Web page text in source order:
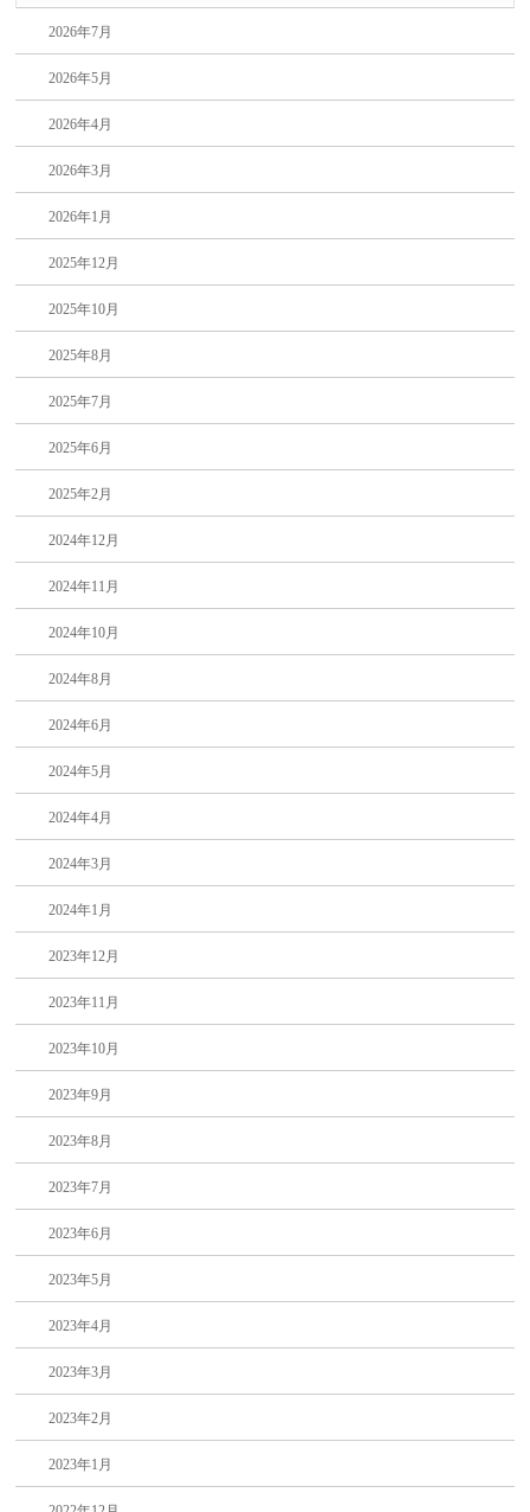
2026年7月
2026年5月
2026年4月
2026年3月
2026年1月
2025年12月
2025年10月
2025年8月
2025年7月
2025年6月
2025年2月
2024年12月
2024年11月
2024年10月
2024年8月
2024年6月
2024年5月
2024年4月
2024年3月
2024年1月
2023年12月
2023年11月
2023年10月
2023年9月
2023年8月
2023年7月
2023年6月
2023年5月
2023年4月
2023年3月
2023年2月
2023年1月